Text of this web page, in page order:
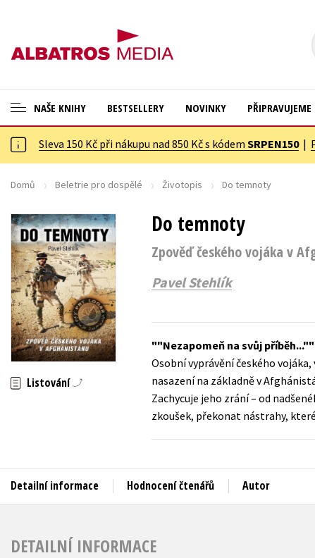
NAŠE KNIHY
ANGLICKÉ KNIHY -20 %
NOVÝ VÝPRODEJ -70 %
ASTERIX S DÁRKEM
🎁DÁRKOVÉ PUBLIKACE
✉️ DÁRKOVÉ POUKAZY
Auto - moto
Beletrie pro děti
Cestování
Dárkové publikace
Digitální fotografie
Esoterika a duchovní svět
Historie a military
Jazyky
Kalendáře
Kariéra a osobní rozvoj
Komiks
BESTSELLERY NOVINKY PŘIPRAVUJEME
Sleva 150 Kč při nákupu nad 850 Kč s kódem SRPEN150|
Domů Beletrie pro dospělé Životopis Do temnoty
Do temnoty
Zpověď českého vojáka v
Pavel Stehlík
Listování
"Nezapomeň na svůj příběh..."
Osobní vyprávění českého
nasazení na základně v
Zachycuje jeho zrání – od
zkoušek, překonat nástrahy,
Detailní informace Hodnocení čtenářů Autor
DETAILNÍ INFORMACE